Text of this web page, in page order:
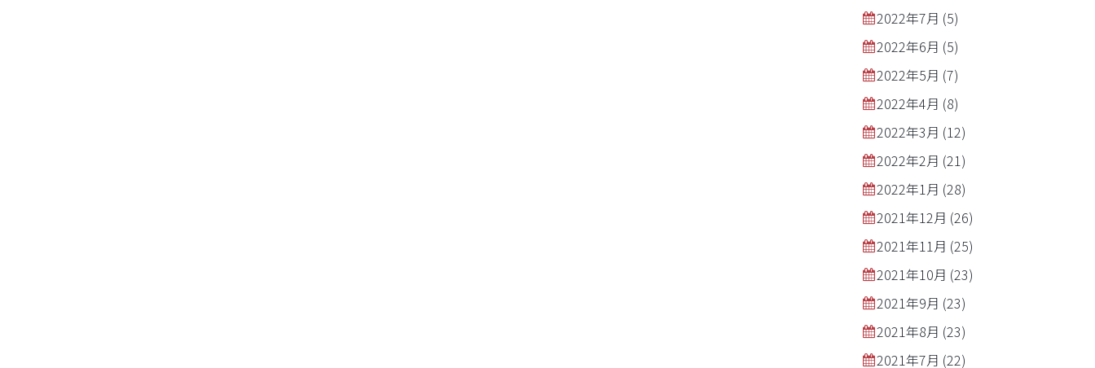
2022年7月 (5)
2022年6月 (5)
2022年5月 (7)
2022年4月 (8)
2022年3月 (12)
2022年2月 (21)
2022年1月 (28)
2021年12月 (26)
2021年11月 (25)
2021年10月 (23)
2021年9月 (23)
2021年8月 (23)
2021年7月 (22)